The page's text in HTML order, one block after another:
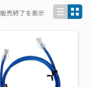
販売終了を表示